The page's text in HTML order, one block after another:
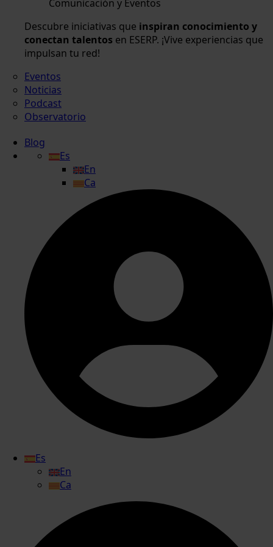
Comunicación y Eventos
Descubre iniciativas que inspiran conocimiento y
conectan talentos en ESERP. ¡Vive experiencias que
impulsan tu red!
Eventos
Noticias
Podcast
Observatorio
Blog
Es
En
Ca
Es
En
Ca